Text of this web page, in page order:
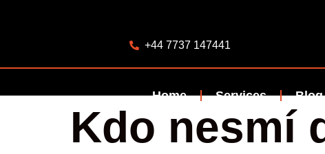
+44 7737 147441
Home Services Blog
Kdo nesmí